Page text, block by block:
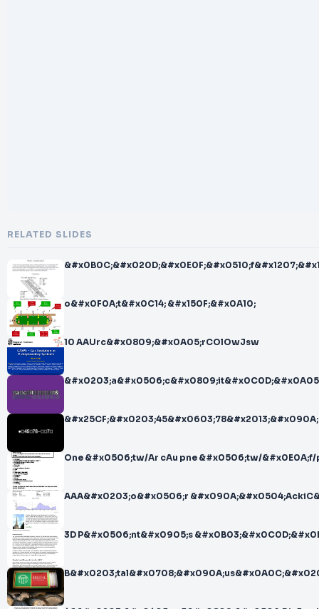
RELATED SLIDES
o&#x0F0A;t&#x0C14; &#x150F;&#x0A10;
10 AAUrc&#x0809;&#x0A05;rCOlOwJsw
One &#x0506;tw/Ar cAu pne &#x0506;tw/
AAA&#x0203;o&#x0506;r
3D P&#x0506;nt&#x0905;s